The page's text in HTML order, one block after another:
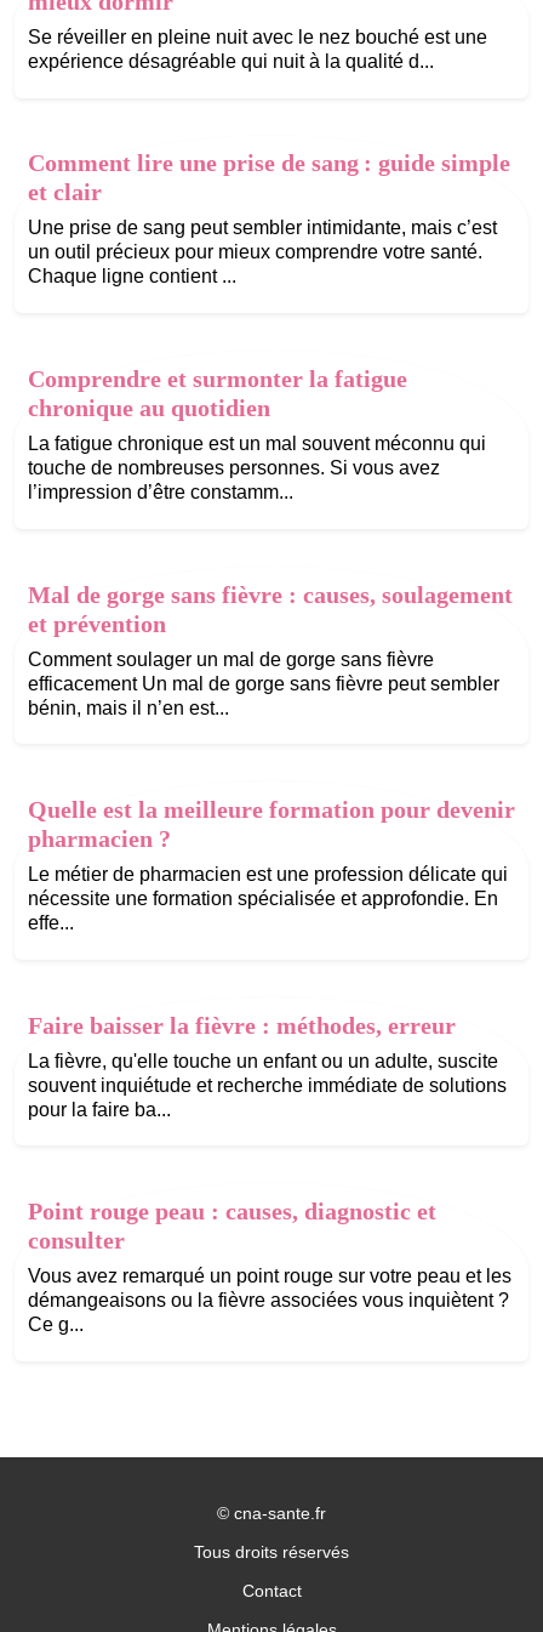
Se réveiller en pleine nuit avec le nez bouché est une
expérience désagréable qui nuit à la qualité d...
Comment lire une prise de sang : guide simple
et clair
Une prise de sang peut sembler intimidante, mais c’est
un outil précieux pour mieux comprendre votre santé.
Chaque ligne contient ...
Comprendre et surmonter la fatigue
chronique au quotidien
La fatigue chronique est un mal souvent méconnu qui
touche de nombreuses personnes. Si vous avez
l’impression d’être constamm...
Mal de gorge sans fièvre : causes, soulagement
et prévention
Comment soulager un mal de gorge sans fièvre
efficacement Un mal de gorge sans fièvre peut sembler
bénin, mais il n’en est...
Quelle est la meilleure formation pour devenir
pharmacien ?
Le métier de pharmacien est une profession délicate qui
nécessite une formation spécialisée et approfondie. En
effe...
Faire baisser la fièvre : méthodes, erreur
La fièvre, qu'elle touche un enfant ou un adulte, suscite
souvent inquiétude et recherche immédiate de solutions
pour la faire ba...
Point rouge peau : causes, diagnostic et
consulter
Vous avez remarqué un point rouge sur votre peau et les
démangeaisons ou la fièvre associées vous inquiètent ?
Ce g...
© cna-sante.fr
Tous droits réservés
Contact